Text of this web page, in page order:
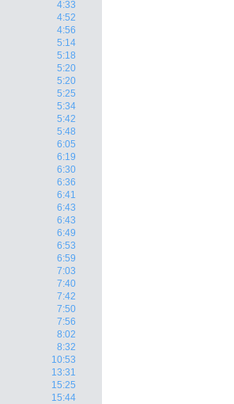
4:33
4:52
4:56
5:14
5:18
5:20
5:20
5:25
5:34
5:42
5:48
6:05
6:19
6:30
6:36
6:41
6:43
6:43
6:49
6:53
6:59
7:03
7:40
7:42
7:50
7:56
8:02
8:32
10:53
13:31
15:25
15:44